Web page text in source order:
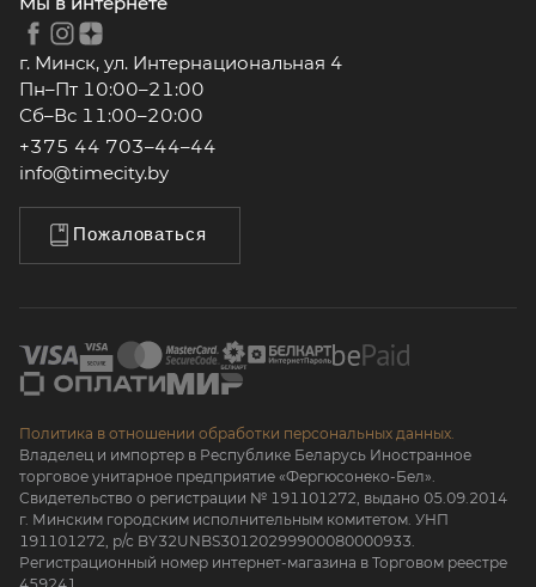
г. Минск, ул. Интернациональная 4
Пн–Пт 10:00–21:00
Сб–Вс 11:00–20:00
+375 44 703–44–44
info@timecity.by
Пожаловаться
Политика в отношении обработки персональных данных.
Владелец и импортер в Республике Беларусь Иностранное
торговое унитарное предприятие «Фергюсонеко-Бел».
Свидетельство о регистрации № 191101272, выдано 05.09.2014
г. Минским городским исполнительным комитетом. УНП
191101272, р/с BY32UNBS30120299900080000933.
Регистрационный номер интернет-магазина в Торговом реестре